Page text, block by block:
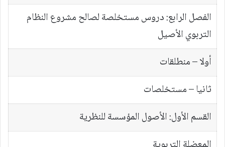
الفصل الرابع: دروس مستخلصة لصالح مشروع النظام
التربوي الأصيل
أولا – منطلقات
ثانيا – مستخلصات
القسم الأول: الأصول المؤسسة للنظرية